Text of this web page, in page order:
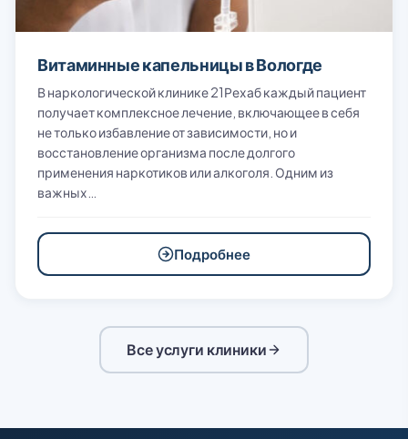
Витаминные капельницы в Вологде
В наркологической клинике 21Рехаб каждый пациент
получает комплексное лечение, включающее в себя
не только избавление от зависимости, но и
восстановление организма после долгого
применения наркотиков или алкоголя. Одним из
важных…
Подробнее
Все услуги клиники